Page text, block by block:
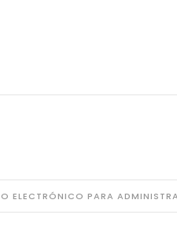
ELECTRÓNICO PARA